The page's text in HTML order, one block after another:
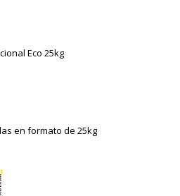
Eco 25kg
en formato de 25kg